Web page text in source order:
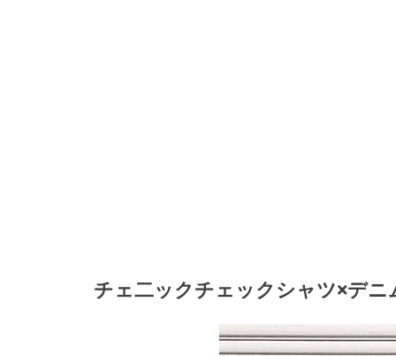
チェ二ックチェックシャツ×デ